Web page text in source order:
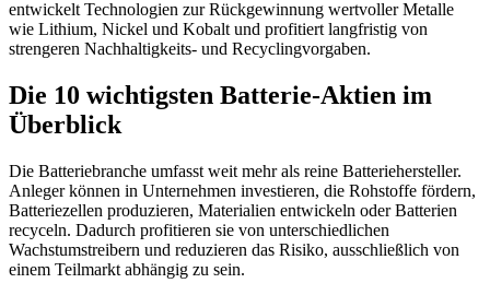
entwickelt Technologien zur Rückgewinnung wertvoller Metalle
wie Lithium, Nickel und Kobalt und profitiert langfristig von
strengeren Nachhaltigkeits- und Recyclingvorgaben.
Die 10 wichtigsten Batterie-Aktien im
Überblick
Die Batteriebranche umfasst weit mehr als reine Batteriehersteller.
Anleger können in Unternehmen investieren, die Rohstoffe fördern,
Batteriezellen produzieren, Materialien entwickeln oder Batterien
recyceln. Dadurch profitieren sie von unterschiedlichen
Wachstumstreibern und reduzieren das Risiko, ausschließlich von
einem Teilmarkt abhängig zu sein.